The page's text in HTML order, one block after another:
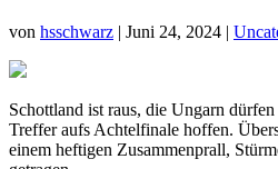
von hsschwarz | Juni 24, 2024 |
Schottland ist raus, die Ungarn
Treffer aufs Achtelfinale hoffen.
einem heftigen Zusammenprall,